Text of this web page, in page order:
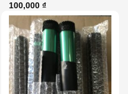
100,000 ₫